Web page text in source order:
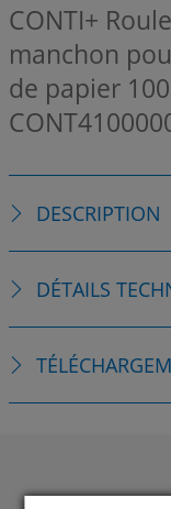
CONTI+
manchon
de papier
DESCRIPTION
DÉTAILS